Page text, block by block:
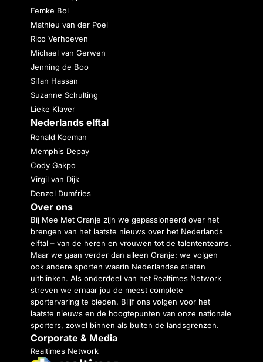
Femke Bol
Mathieu van der Poel
Rico Verhoeven
Michael van Gerwen
Jenning de Boo
Sifan Hassan
Suzanne Schulting
Lieke Klaver
Nederlands elftal
Ronald Koeman
Memphis Depay
Cody Gakpo
Virgil van Dijk
Denzel Dumfries
Over ons
Bij Mee Met Oranje zijn we gepassioneerd over het
brengen van het laatste nieuws over het Nederlands
elftal – van de heren en vrouwen tot de talententeams.
Maar we gaan verder dan alleen Oranje: we volgen
ook andere sporten waarin Nederlandse atleten
uitblinken. Als onderdeel van het Realtimes Network
streven we ernaar jou de meest complete
sportervaring te bieden. Blijf ons volgen voor het
laatste nieuws en de hoogtepunten van onze nationale
sporters, zowel binnen als buiten de landsgrenzen.
Corporate & Media
Realtimes Network